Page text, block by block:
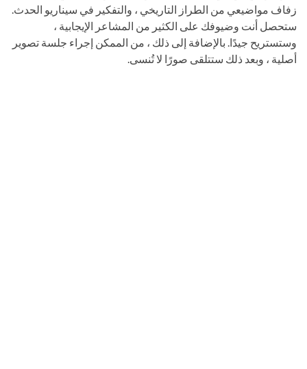
زفاف مواضيعي من الطراز التاريخي ، والتفكير في سيناريو الحدث.
ستحصل أنت وضيوفك على الكثير من المشاعر الإيجابية ،
وستستريح جيدًا. بالإضافة إلى ذلك ، من الممكن إجراء جلسة تصوير
أصلية ، وبعد ذلك ستتلقى صورًا لا تُنسى.